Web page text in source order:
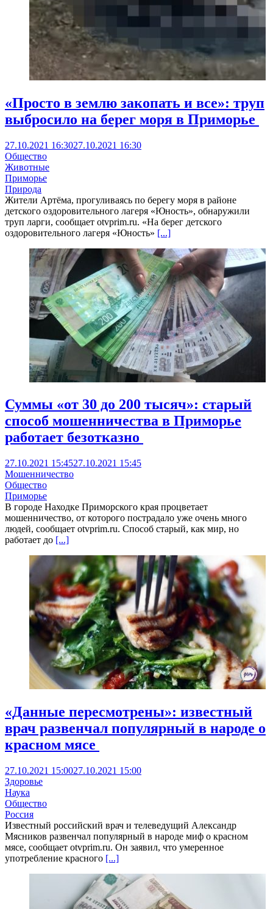
«Просто в землю закопать и все»: труп
выбросило на берег моря в Приморье
27.10.2021 16:3027.10.2021 16:30
Общество
Животные
Приморье
Природа
Жители Артёма, прогуливаясь по берегу моря в районе
детского оздоровительного лагеря «Юность», обнаружили
труп ларги, сообщает otvprim.ru. «На берег детского
оздоровительного лагеря «Юность» [...]
Суммы «от 30 до 200 тысяч»: старый
способ мошенничества в Приморье
работает безотказно
27.10.2021 15:4527.10.2021 15:45
Мошенничество
Общество
Приморье
В городе Находке Приморского края процветает
мошенничество, от которого пострадало уже очень много
людей, сообщает otvprim.ru. Способ старый, как мир, но
работает до [...]
«Данные пересмотрены»: известный
врач развенчал популярный в народе о
красном мясе
27.10.2021 15:0027.10.2021 15:00
Здоровье
Наука
Общество
Россия
Известный российский врач и телеведущий Александр
Мясников развенчал популярный в народе миф о красном
мясе, сообщает otvprim.ru. Он заявил, что умеренное
употребление красного [...]